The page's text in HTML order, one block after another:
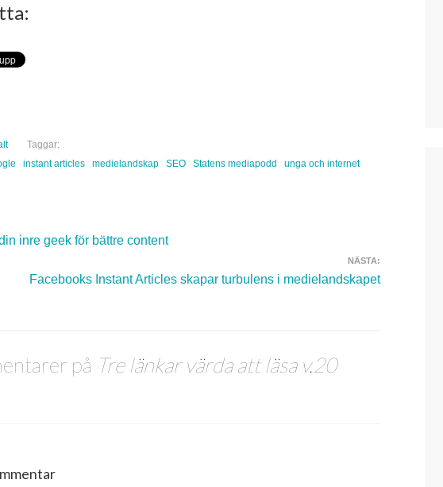
Taggar:
instant articles medielandskap SEO Statens mediapodd unga och internet
inlägg
inre geek för bättre content
NÄSTA:
Facebooks Instant Articles skapar turbulens i medielandskapet
på Tre länkar värda att läsa v.20